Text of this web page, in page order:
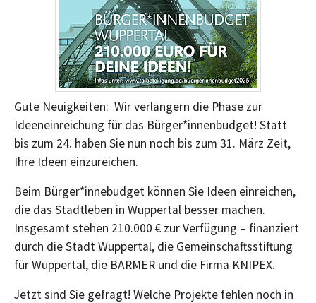
Gute Neuigkeiten: Wir verlängern die Phase zur
Ideeneinreichung für das Bürger*innenbudget! Statt
bis zum 24. haben Sie nun noch bis zum 31. März Zeit,
Ihre Ideen einzureichen.
Beim Bürger*innebudget können Sie Ideen einreichen,
die das Stadtleben in Wuppertal besser machen.
Insgesamt stehen 210.000 € zur Verfügung – finanziert
durch die Stadt Wuppertal, die Gemeinschaftsstiftung
für Wuppertal, die BARMER und die Firma KNIPEX.
Jetzt sind Sie gefragt! Welche Projekte fehlen noch in